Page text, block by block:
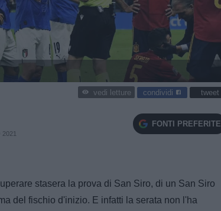
vedi letture condividi tweet
2021
FONTI PREFERITE
stasera la prova di San Siro, di un San Siro
del fischio d'inizio. E infatti la serata non l'ha